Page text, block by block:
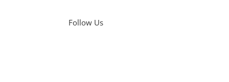
Follow Us